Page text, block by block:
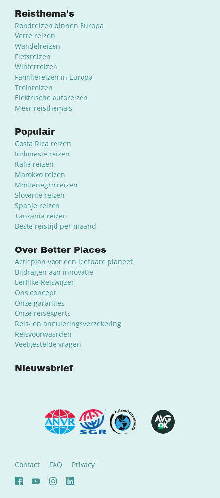
Reisthema's
Rondreizen binnen Europa
Verre reizen
Wandelreizen
Fietsreizen
Winterreizen
Familiereizen in Europa
Treinreizen
Elektrische autoreizen
Meer reisthema's
Populair
Costa Rica reizen
Indonesië reizen
Italië reizen
Marokko reizen
Montenegro reizen
Slovenië reizen
Spanje reizen
Tanzania reizen
Beste reistijd per maand
Over Better Places
Actieplan voor een leefbare planeet
Bijdragen aan innovatie
Eerlijke Reiswijzer
Ons concept
Onze garanties
Onze reisexperts
Reis- en annuleringsverzekering
Reisvoorwaarden
Veelgestelde vragen
Nieuwsbrief
Contact FAQ Privacy